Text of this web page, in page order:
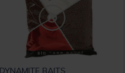
DYNAMITE BAITS